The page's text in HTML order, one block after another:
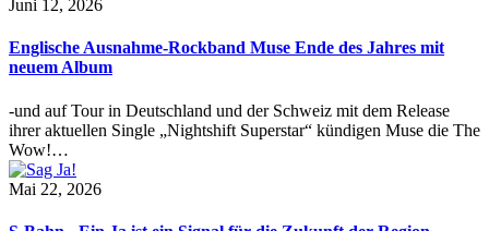
Juni 12, 2026
Englische Ausnahme-Rockband Muse Ende des Jahres mit
neuem Album
-und auf Tour in Deutschland und der Schweiz mit dem Release
ihrer aktuellen Single „Nightshift Superstar“ kündigen Muse die The
Wow!…
Mai 22, 2026